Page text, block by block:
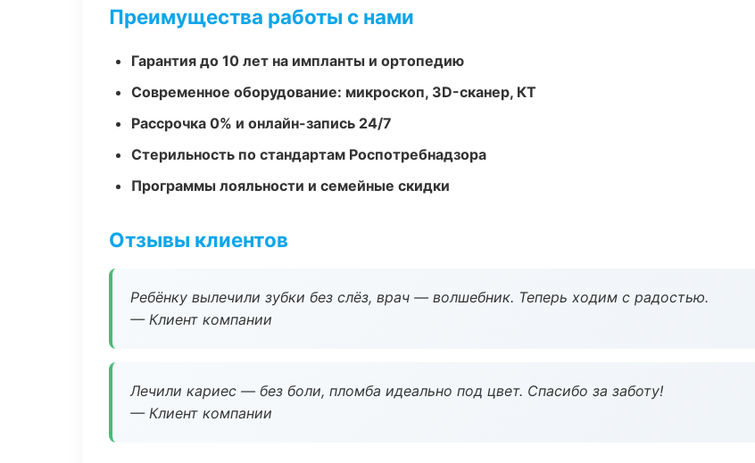
Преимущества работы с нами
Гарантия до 10 лет на импланты и ортопедию
Современное оборудование: микроскоп, 3D-сканер, КТ
Рассрочка 0% и онлайн-запись 24/7
Стерильность по стандартам Роспотребнадзора
Программы лояльности и семейные скидки
Отзывы клиентов
Ребёнку вылечили зубки без слёз, врач — волшебник. Теперь ходим с радостью.
— Клиент компании
Лечили кариес — без боли, пломба идеально под цвет. Спасибо за заботу!
— Клиент компании